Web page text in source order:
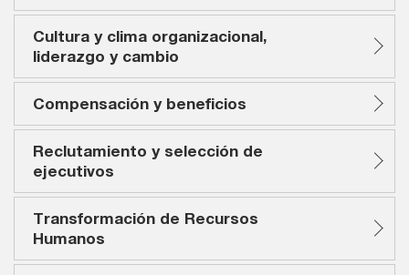
Cultura y clima organizacional,
liderazgo y cambio
Compensación y beneficios
Reclutamiento y selección de
ejecutivos
Transformación de Recursos
Humanos